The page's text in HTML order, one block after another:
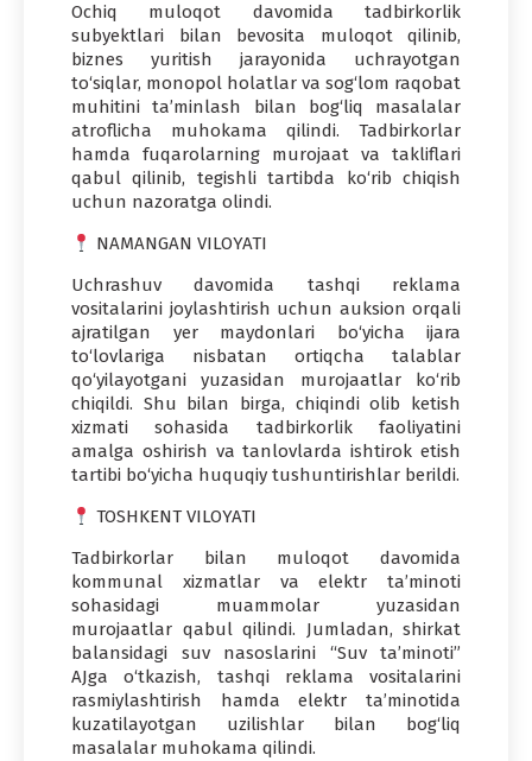
Ochiq muloqot davomida tadbirkorlik
subyektlari bilan bevosita muloqot qilinib,
biznes yuritish jarayonida uchrayotgan
to‘siqlar, monopol holatlar va sog‘lom raqobat
muhitini ta’minlash bilan bog‘liq masalalar
atroflicha muhokama qilindi. Tadbirkorlar
hamda fuqarolarning murojaat va takliflari
qabul qilinib, tegishli tartibda ko‘rib chiqish
uchun nazoratga olindi.
NAMANGAN VILOYATI
Uchrashuv davomida tashqi reklama
vositalarini joylashtirish uchun auksion orqali
ajratilgan yer maydonlari bo‘yicha ijara
to‘lovlariga nisbatan ortiqcha talablar
qo‘yilayotgani yuzasidan murojaatlar ko‘rib
chiqildi. Shu bilan birga, chiqindi olib ketish
xizmati sohasida tadbirkorlik faoliyatini
amalga oshirish va tanlovlarda ishtirok etish
tartibi bo‘yicha huquqiy tushuntirishlar berildi.
TOSHKENT VILOYATI
Tadbirkorlar bilan muloqot davomida
kommunal xizmatlar va elektr ta’minoti
sohasidagi muammolar yuzasidan
murojaatlar qabul qilindi. Jumladan, shirkat
balansidagi suv nasoslarini “Suv ta’minoti”
AJga o‘tkazish, tashqi reklama vositalarini
rasmiylashtirish hamda elektr ta’minotida
kuzatilayotgan uzilishlar bilan bog‘liq
masalalar muhokama qilindi.